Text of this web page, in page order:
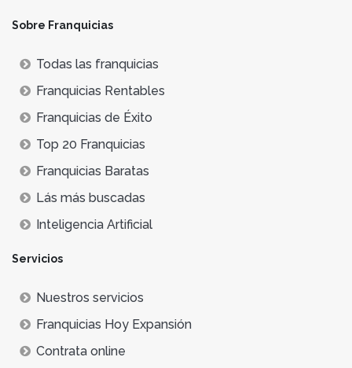
Sobre Franquicias
Todas las franquicias
Franquicias Rentables
Franquicias de Éxito
Top 20 Franquicias
Franquicias Baratas
Lás más buscadas
Inteligencia Artificial
Servicios
Nuestros servicios
Franquicias Hoy Expansión
Contrata online